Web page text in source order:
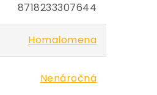
8718233307644
Homalomena
Nenáročná